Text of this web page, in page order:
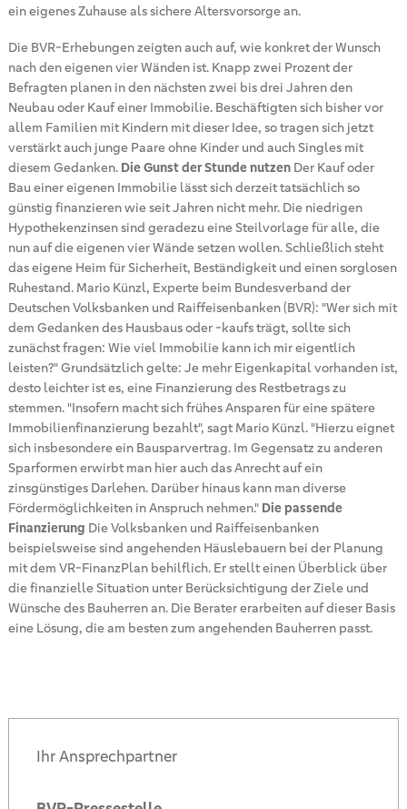
ein eigenes Zuhause als sichere Altersvorsorge an.
Die BVR-Erhebungen zeigten auch auf, wie konkret der Wunsch
nach den eigenen vier Wänden ist. Knapp zwei Prozent der
Befragten planen in den nächsten zwei bis drei Jahren den
Neubau oder Kauf einer Immobilie. Beschäftigten sich bisher vor
allem Familien mit Kindern mit dieser Idee, so tragen sich jetzt
verstärkt auch junge Paare ohne Kinder und auch Singles mit
diesem Gedanken. Die Gunst der Stunde nutzenDer Kauf oder
Bau einer eigenen Immobilie lässt sich derzeit tatsächlich so
günstig finanzieren wie seit Jahren nicht mehr. Die niedrigen
Hypothekenzinsen sind geradezu eine Steilvorlage für alle, die
nun auf die eigenen vier Wände setzen wollen. Schließlich steht
das eigene Heim für Sicherheit, Beständigkeit und einen sorglosen
Ruhestand. Mario Künzl, Experte beim Bundesverband der
Deutschen Volksbanken und Raiffeisenbanken (BVR): "Wer sich mit
dem Gedanken des Hausbaus oder -kaufs trägt, sollte sich
zunächst fragen: Wie viel Immobilie kann ich mir eigentlich
leisten?" Grundsätzlich gelte: Je mehr Eigenkapital vorhanden ist,
desto leichter ist es, eine Finanzierung des Restbetrags zu
stemmen. "Insofern macht sich frühes Ansparen für eine spätere
Immobilienfinanzierung bezahlt", sagt Mario Künzl. "Hierzu eignet
sich insbesondere ein Bausparvertrag. Im Gegensatz zu anderen
Sparformen erwirbt man hier auch das Anrecht auf ein
zinsgünstiges Darlehen. Darüber hinaus kann man diverse
Fördermöglichkeiten in Anspruch nehmen." Die passende
Finanzierung Die Volksbanken und Raiffeisenbanken
beispielsweise sind angehenden Häuslebauern bei der Planung
mit dem VR-FinanzPlan behilflich. Er stellt einen Überblick über
die finanzielle Situation unter Berücksichtigung der Ziele und
Wünsche des Bauherren an. Die Berater erarbeiten auf dieser Basis
eine Lösung, die am besten zum angehenden Bauherren passt.
Ihr Ansprechpartner